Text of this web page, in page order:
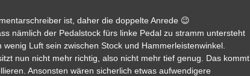
ist, daher die doppelte Anrede 😉
nämlich der Pedalstock fürs linke Pedal zu stramm untersteht
Luft sein zwischen Stock und Hammerleistenwinkel.
nun nicht mehr richtig, also nicht mehr tief genug. Das kommt
Ansonsten wären sicherlich etwas aufwendigere